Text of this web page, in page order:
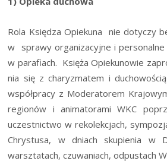
Rola Księ­dza Opie­ku­na nie doty­czy
w spra­wy orga­ni­za­cyj­ne i per­so­nal­ne
w para­fiach. Księ­ża Opie­ku­no­wie
nia się z cha­ry­zma­tem i
współ­pra­cy z Mode­ra­to­rem
re­gio­nów i ani­ma­to­ra­mi WKC
uczest­nic­two w reko­lek­cjach,
Chry­stu­sa, w dniach sku­pie­nia w
warsz­ta­tach, czu­wa­niach, odpu­stach